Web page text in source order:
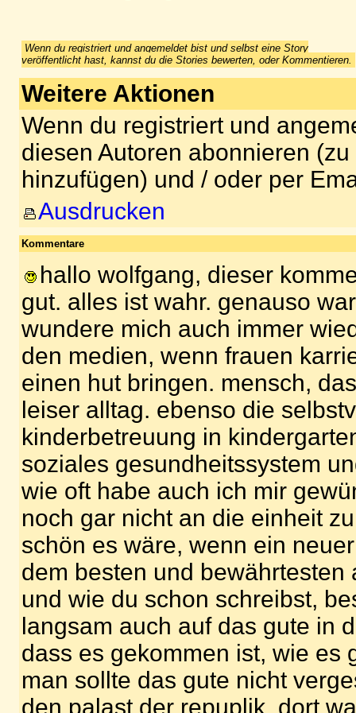
Wenn du registriert und angemeldet bist und selbst eine Story
veröffentlicht hast, kannst du die Stories bewerten, oder Kommentieren.
Weitere Aktionen
Wenn du registriert und
diesen Autoren abonnieren
hinzufügen) und / oder per
Ausdrucken
Kommentare
hallo wolfgang, dieser
gut. alles ist wahr. genauso
wundere mich auch immer
den medien, wenn frauen
einen hut bringen. mensch,
leiser alltag. ebenso die
kinderbetreuung in
soziales gesundheitssystem
wie oft habe auch ich mir
noch gar nicht an die einheit
schön es wäre, wenn ein
dem besten und bewährtesten
und wie du schon schreibst,
langsam auch auf das gute in
dass es gekommen ist, wie es
man sollte das gute nicht
den palast der repuplik. dort